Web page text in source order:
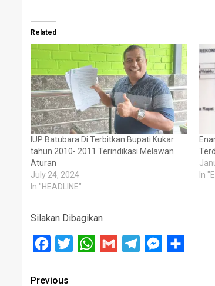
Related
IUP Batubara Di Terbitkan Bupati Kukar
tahun 2010- 2011 Terindikasi Melawan
Aturan
July 24, 2024
In "HEADLINE"
In
Silakan Dibagikan
Facebook
Twitter WhatsApp
Gmail TelegramMessenger
Previous